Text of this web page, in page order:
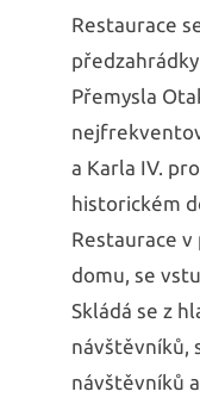
Restaurace
Přemysla
a Karla IV.
historickém
Restaurace
domu, se
Skládá se z
návštěvníků,
návštěvníků